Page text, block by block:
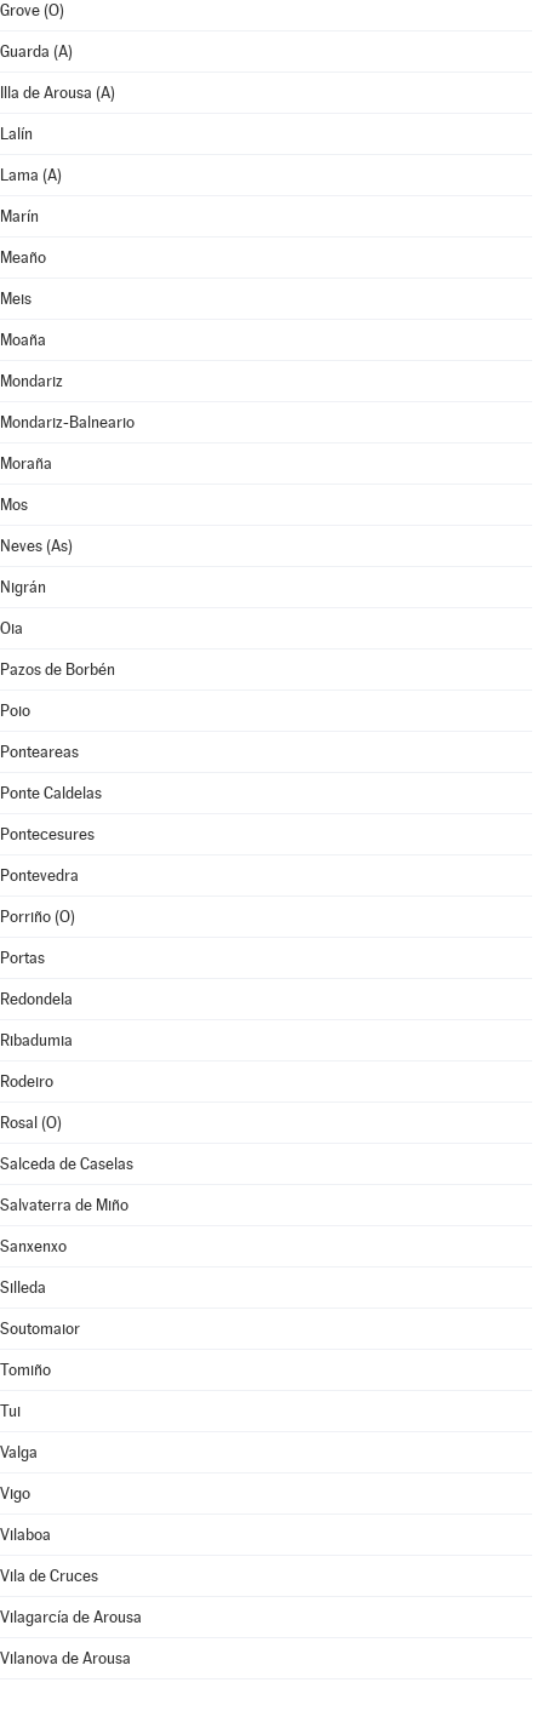
Grove (O)
Guarda (A)
Illa de Arousa (A)
Lalín
Lama (A)
Marín
Meaño
Meis
Moaña
Mondariz
Mondariz-Balneario
Moraña
Mos
Neves (As)
Nigrán
Oia
Pazos de Borbén
Poio
Ponteareas
Ponte Caldelas
Pontecesures
Pontevedra
Porriño (O)
Portas
Redondela
Ribadumia
Rodeiro
Rosal (O)
Salceda de Caselas
Salvaterra de Miño
Sanxenxo
Silleda
Soutomaior
Tomiño
Tui
Valga
Vigo
Vilaboa
Vila de Cruces
Vilagarcía de Arousa
Vilanova de Arousa